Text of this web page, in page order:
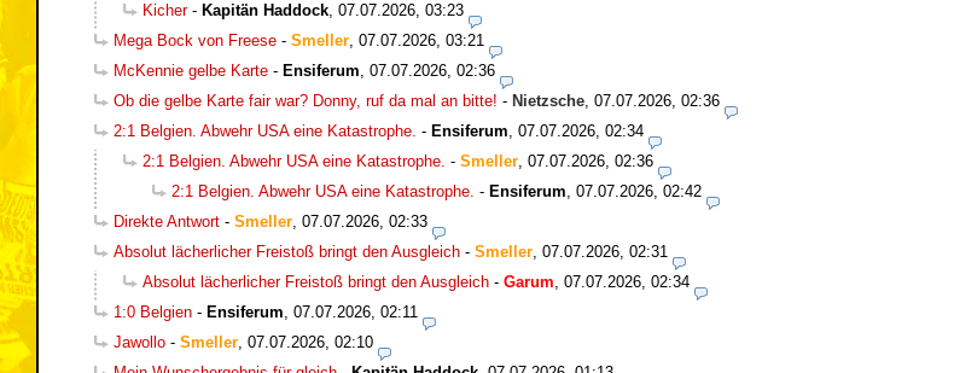
Kicher- Kapitän Haddock, 07.07.2026, 03:23
Mega Bock von Freese - Smeller, 07.07.2026, 03:21
McKennie gelbe Karte - Ensiferum, 07.07.2026, 02:36
Ob die gelbe Karte fair war? Donny, ruf da mal an bitte! - Nietzsche, 07.07.2026, 02:36
2:1 Belgien. Abwehr USA eine Katastrophe. - Ensiferum, 07.07.2026, 02:34
2:1 Belgien. Abwehr USA eine Katastrophe. - Smeller, 07.07.2026, 02:36
2:1 Belgien. Abwehr USA eine Katastrophe. - Ensiferum, 07.07.2026, 02:42
Direkte Antwort - Smeller, 07.07.2026, 02:33
Absolut lächerlicher Freistoß bringt den Ausgleich - Smeller, 07.07.2026, 02:31
Absolut lächerlicher Freistoß bringt den Ausgleich - Garum, 07.07.2026, 02:34
1:0 Belgien - Ensiferum, 07.07.2026, 02:11
Jawollo - Smeller, 07.07.2026, 02:10